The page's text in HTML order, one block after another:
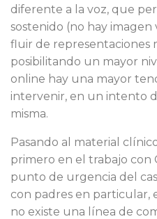
diferente a la voz, que
sostenido (no hay
fluir de representaciones
posibilitando un mayor
online hay una mayor
intervenir, en un intento
misma.
Pasando al material
primero en el trabajo con
punto de urgencia del
con padres en particular,
no existe una línea de